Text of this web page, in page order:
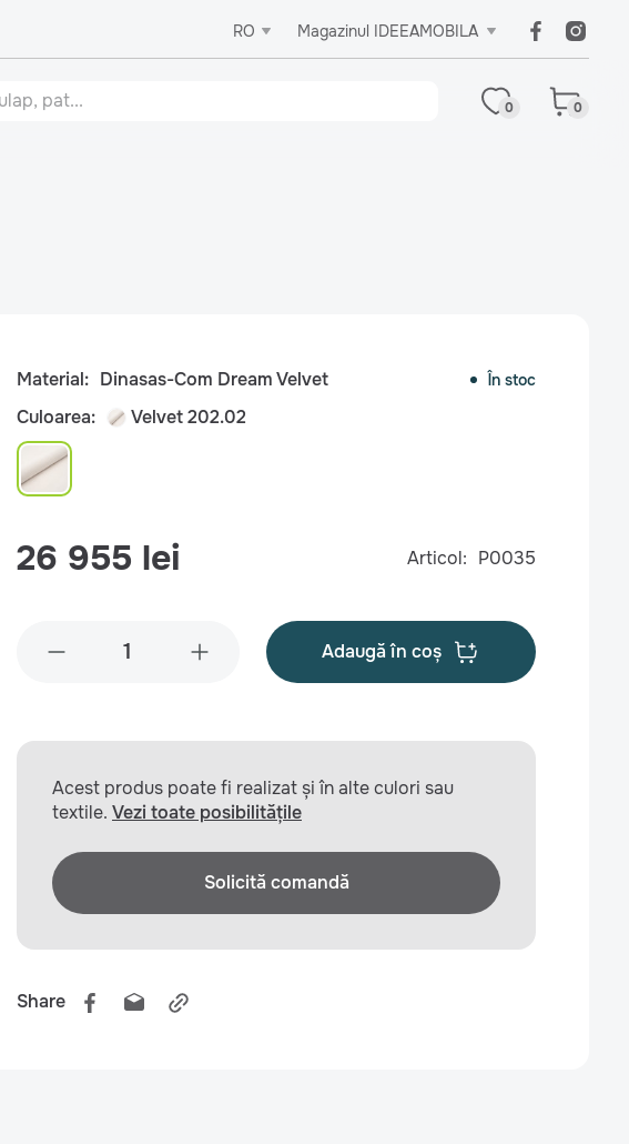
RO Magazinul IDEEAMOBILA
0 0
Material: Dinasas-Com Dream Velvet În stoc
Culoarea: Velvet 202.02
26 955 lei Articol: P0035
Adaugă în coș
Share
Acest produs poate fi realizat și în alte culori sau
textile. Vezi toate posibilitățile
Solicită comandă